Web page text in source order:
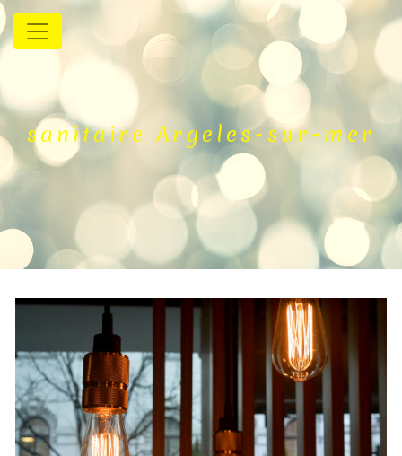
Panneau de gestion des cookies
sanitaire Argeles-sur-mer